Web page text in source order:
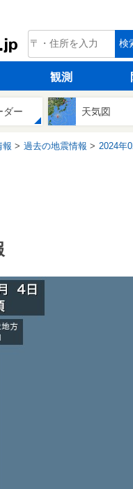
tenki.jp 検
観測
ダー 天気図
報 過去の地震情報 2024年